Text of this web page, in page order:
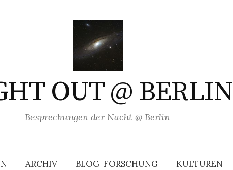
OUT @ BERLIN
Besprechungen der Nacht @ Berlin
ARCHIV BLOG-FORSCHUNG KULTUREN